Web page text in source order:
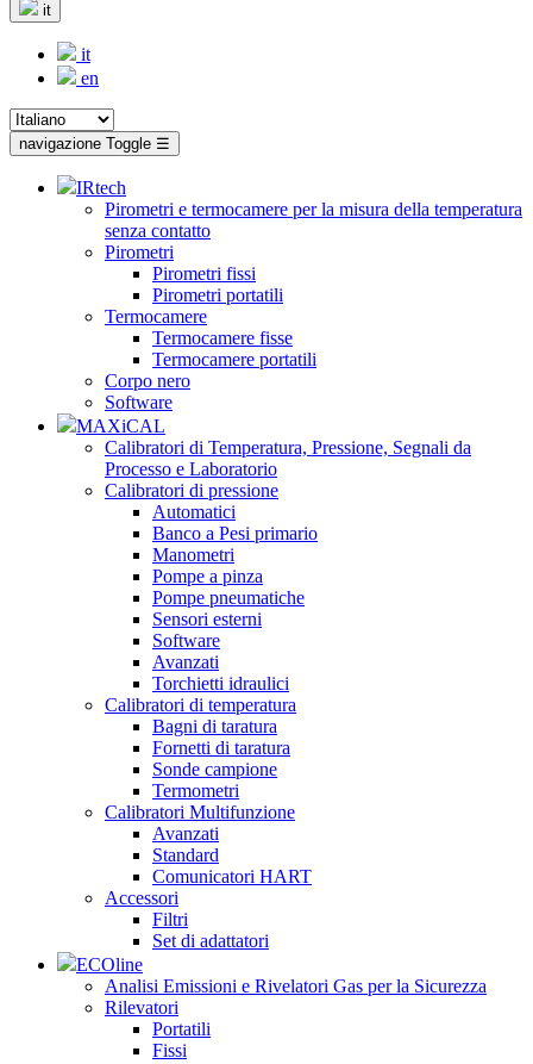
it
it
en
navigazione Toggle ☰
IRtech
Pirometri e termocamere per la misura della temperatura
senza contatto
Pirometri
Pirometri fissi
Pirometri portatili
Termocamere
Termocamere fisse
Termocamere portatili
Corpo nero
Software
MAXiCAL
Calibratori di Temperatura, Pressione, Segnali da
Processo e Laboratorio
Calibratori di pressione
Automatici
Banco a Pesi primario
Manometri
Pompe a pinza
Pompe pneumatiche
Sensori esterni
Software
Avanzati
Torchietti idraulici
Calibratori di temperatura
Bagni di taratura
Fornetti di taratura
Sonde campione
Termometri
Calibratori Multifunzione
Avanzati
Standard
Comunicatori HART
Accessori
Filtri
Set di adattatori
ECOline
Analisi Emissioni e Rivelatori Gas per la Sicurezza
Rilevatori
Portatili
Fissi